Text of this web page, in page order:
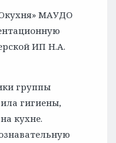
МАУДО
ИП Н.А.
группы
гигиены,
кухне.